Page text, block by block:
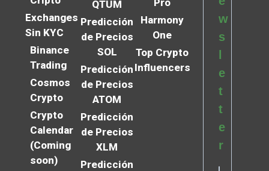
Exchanges
Sin KYC
Binance
Trading
Cosmos
Crypto
Crypto
Calendar
(Coming
soon)
QTUM
Predicción
de Precios
SOL
Predicción
de Precios
ATOM
Predicción
de Precios
XLM
Predicción
Harmony
One
Top Crypto
Influencers
w
s
e
t
t
e
r